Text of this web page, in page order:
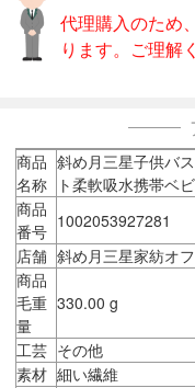
代理購入のため
ります。ご理解
商品
名称
斜め月三星子供バ
ト柔軟吸水携帯ベ
商品
番号 1002053927281
店舗 斜め月三星家紡オ
商品
毛重
量
330.00 g
工芸 その他
素材 細い繊維